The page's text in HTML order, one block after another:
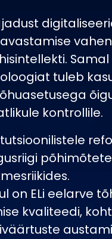
tuleb
kontrollile.
on ELi eelarve
kvaliteedi,